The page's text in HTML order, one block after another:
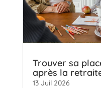
Trouver sa
après la
13 Juil 2026